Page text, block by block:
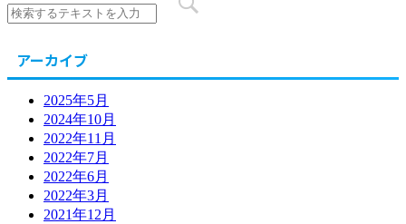
アーカイブ
2025年5月
2024年10月
2022年11月
2022年7月
2022年6月
2022年3月
2021年12月